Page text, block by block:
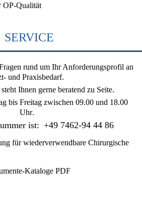
OP-Qualität
SERVICE
rund um Ihr Anforderungsprofil an
und Praxisbedarf.
Ihnen gerne beratend zu Seite.
bis Freitag zwischen 09.00 und 18.00
Uhr.
ist: +49 7462-94 44 86
für wiederverwendbare Chirurgische
Kataloge PDF